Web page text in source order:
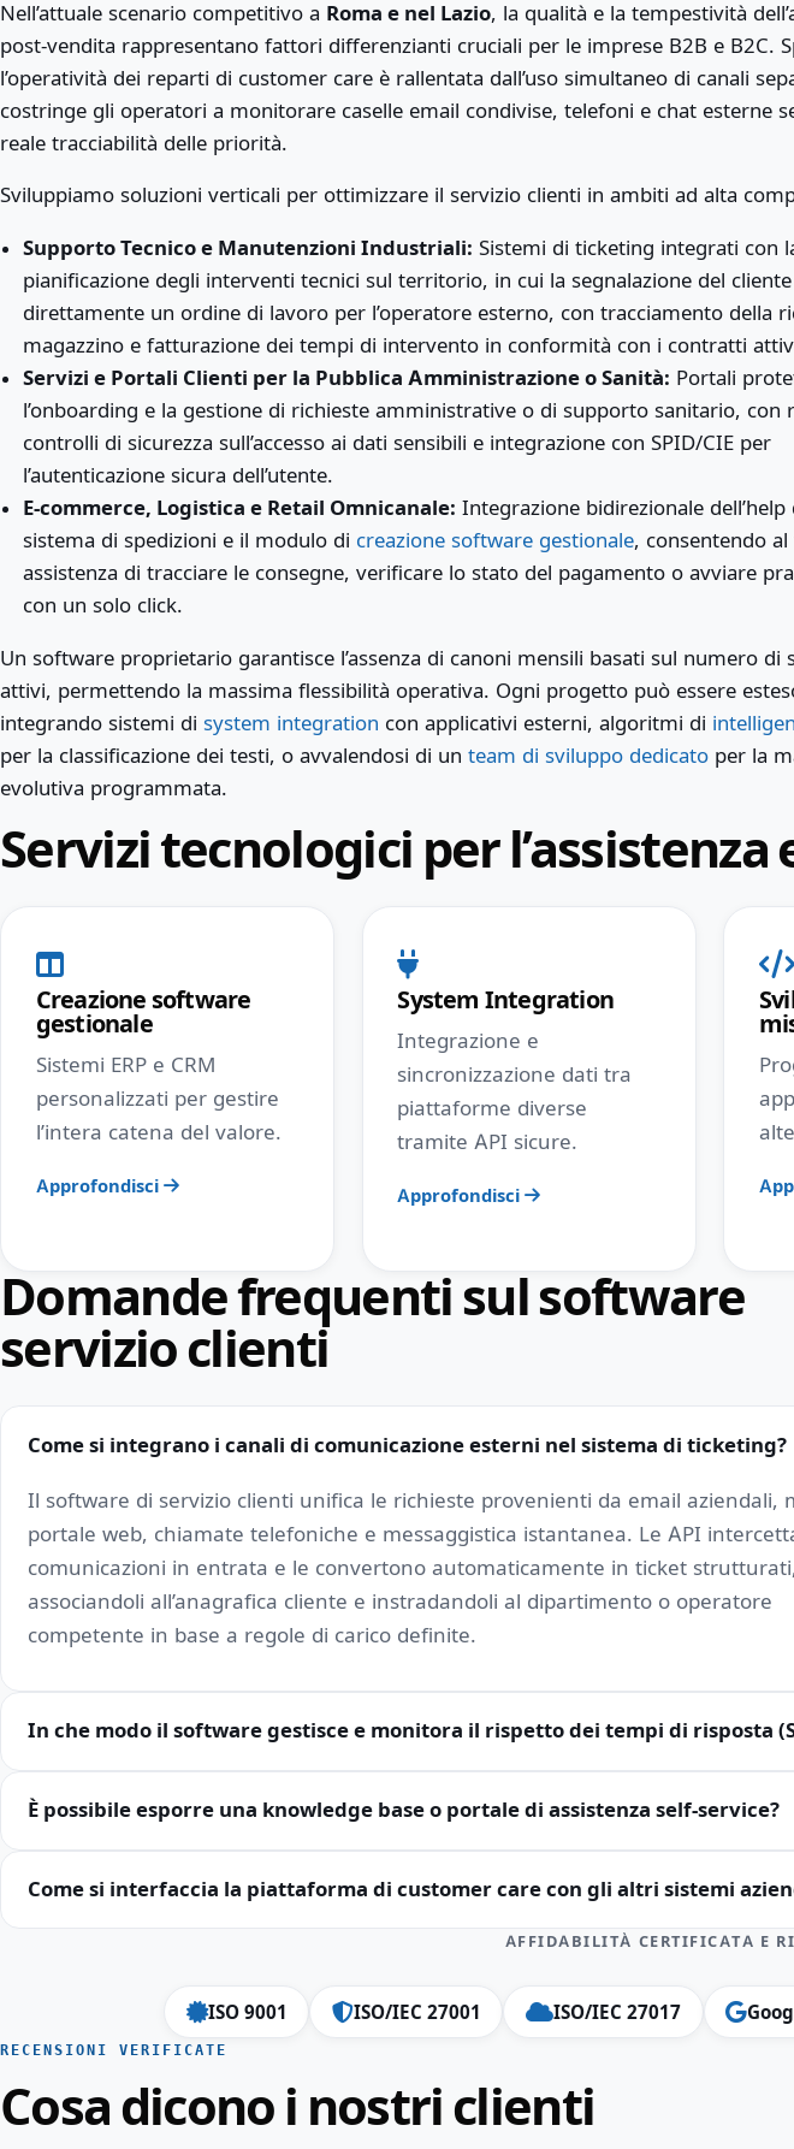
Nell’attuale scenario competitivo a Roma e nel Lazio, la qualità e la tempestività
post-vendita rappresentano fattori differenzianti cruciali per le imprese B2B e B2C.
l’operatività dei reparti di customer care è rallentata dall’uso simultaneo di canali
costringe gli operatori a monitorare caselle email condivise, telefoni e chat esterne
reale tracciabilità delle priorità.
Sviluppiamo soluzioni verticali per ottimizzare il servizio clienti in ambiti ad alta
Supporto Tecnico e Manutenzioni Industriali: Sistemi di ticketing integrati con
pianificazione degli interventi tecnici sul territorio, in cui la segnalazione del
direttamente un ordine di lavoro per l’operatore esterno, con tracciamento della
magazzino e fatturazione dei tempi di intervento in conformità con i contratti
Servizi e Portali Clienti per la Pubblica Amministrazione o Sanità: Portali
l’onboarding e la gestione di richieste amministrative o di supporto sanitario, con
controlli di sicurezza sull’accesso ai dati sensibili e integrazione con SPID/CIE per
l’autenticazione sicura dell’utente.
E-commerce, Logistica e Retail Omnicanale: Integrazione bidirezionale dell’help
sistema di spedizioni e il modulo di creazione software gestionale, consentendo
assistenza di tracciare le consegne, verificare lo stato del pagamento o avviare
con un solo click.
Un software proprietario garantisce l’assenza di canoni mensili basati sul numero di
attivi, permettendo la massima flessibilità operativa. Ogni progetto può essere
integrando sistemi di system integration con applicativi esterni, algoritmi di
per la classificazione dei testi, o avvalendosi di un team di sviluppo dedicato per la
evolutiva programmata.
Servizi tecnologici per l’assistenza
Creazione software
gestionale
Sistemi ERP e CRM
personalizzati per gestire
l’intera catena del valore.
Approfondisci
System Integration
Integrazione e
sincronizzazione dati tra
piattaforme diverse
tramite API sicure.
Approfondisci
Domande frequenti sul software
servizio clienti
Come si integrano i canali di comunicazione esterni nel sistema di ticketing?
Il software di servizio clienti unifica le richieste provenienti da email aziendali,
portale web, chiamate telefoniche e messaggistica istantanea. Le API
comunicazioni in entrata e le convertono automaticamente in ticket strutturati,
associandoli all’anagrafica cliente e instradandoli al dipartimento o operatore
competente in base a regole di carico definite.
In che modo il software gestisce e monitora il rispetto dei tempi di risposta
È possibile esporre una knowledge base o portale di assistenza self-service?
Come si interfaccia la piattaforma di customer care con gli altri sistemi
AFFIDABILITÀ CERTIFICATA E
ISO 9001 ISO/IEC 27001 ISO/IEC 27017
RECENSIONI VERIFICATE
Cosa dicono i nostri clienti